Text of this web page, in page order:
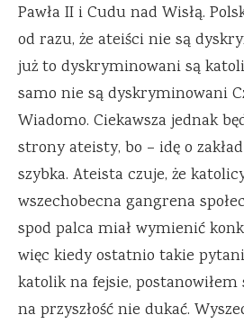
Pawła II i Cudu nad Wisłą.
od razu, że ateiści nie są
już to dyskryminowani są
samo nie są dyskryminowani
Wiadomo. Ciekawsza jednak
strony ateisty, bo – idę o
szybka. Ateista czuje, że
wszechobecna gangrena
spod palca miał wymienić
więc kiedy ostatnio takie
katolik na fejsie, postanowiłem
na przyszłość nie dukać.